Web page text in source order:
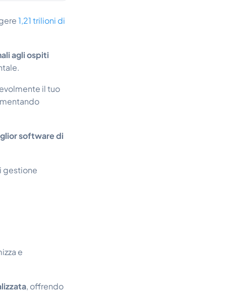
1,21 trilioni di
agli ospiti
il tuo
software di
gestione
e
, offrendo